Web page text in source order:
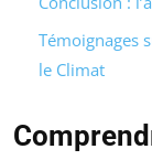
Témoignages
le Climat